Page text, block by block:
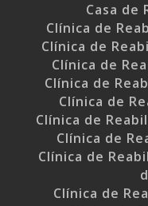
Casa de
Clínica de
Clínica de
Clínica de
Clínica de
Clínica de
Clínica de
Clínica de
Clínica de
Clínica de